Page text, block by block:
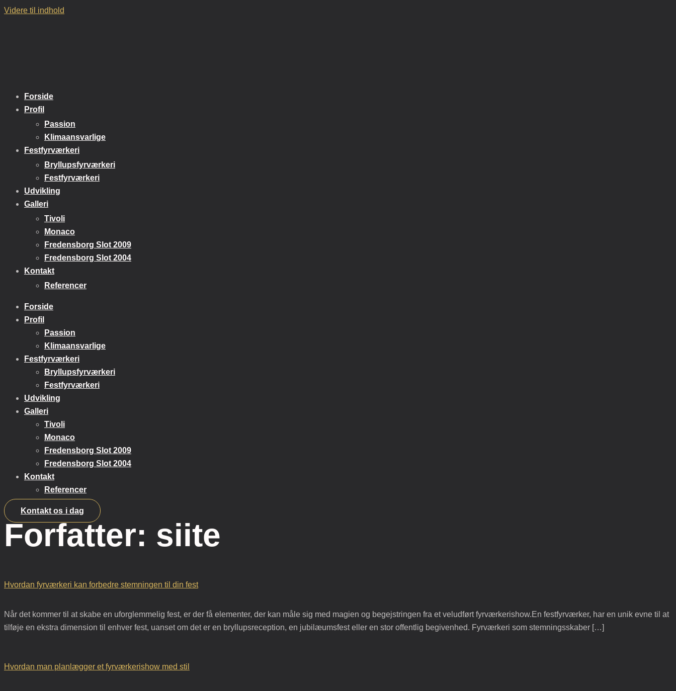
Videre til indhold
Forside
Profil
Passion
Klimaansvarlige
Festfyrværkeri
Bryllupsfyrværkeri
Festfyrværkeri
Udvikling
Galleri
Tivoli
Monaco
Fredensborg Slot 2009
Fredensborg Slot 2004
Kontakt
​Referencer
Forside
Profil
Passion
Klimaansvarlige
Festfyrværkeri
Bryllupsfyrværkeri
Festfyrværkeri
Udvikling
Galleri
Tivoli
Monaco
Fredensborg Slot 2009
Fredensborg Slot 2004
Kontakt
​Referencer
Kontakt os i dag
Forfatter: siite
Hvordan fyrværkeri kan forbedre stemningen til din fest
Når det kommer til at skabe en uforglemmelig fest, er der få elementer, der kan måle sig med magien og begejstringen fra et veludført fyrværkerishow.En festfyrværker, har en unik evne til at
tilføje en ekstra dimension til enhver fest, uanset om det er en bryllupsreception, en jubilæumsfest eller en stor offentlig begivenhed. Fyrværkeri som stemningsskaber […]
Hvordan man planlægger et fyrværkerishow med stil